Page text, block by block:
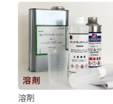
溶剤